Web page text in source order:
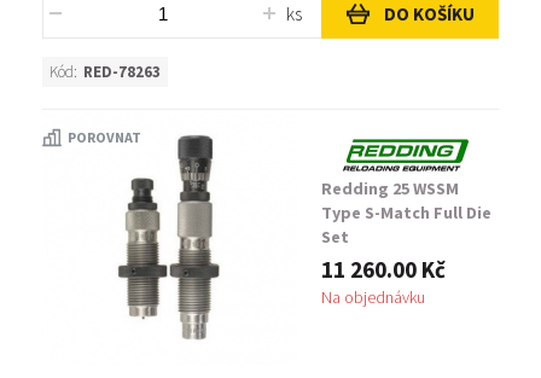
ks DO KOŠÍKU
Kód: RED-78263
POROVNAT
Redding 25 WSSM
Type S-Match Full Die
Set
11 260.00 Kč
Na objednávku